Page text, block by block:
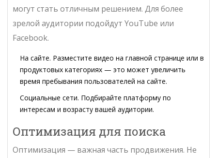
могут стать отличным решением. Для более
зрелой аудитории подойдут YouTube или
Facebook.
На сайте. Разместите видео на главной странице или в
продуктовых категориях — это может увеличить
время пребывания пользователей на сайте.
Социальные сети. Подбирайте платформу по
интересам и возрасту вашей аудитории.
Оптимизация для поиска
Оптимизация — важная часть продвижения. Не